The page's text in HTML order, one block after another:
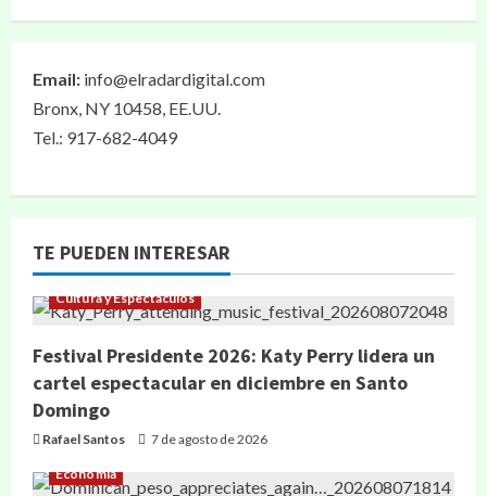
Email: info@elradardigital.com
Bronx, NY 10458, EE.UU.
Tel.: 917-682-4049
TE PUEDEN INTERESAR
Cultura y Espectáculos
Festival Presidente 2026: Katy Perry lidera un
cartel espectacular en diciembre en Santo
Domingo
Rafael Santos 7 de agosto de 2026
Economía